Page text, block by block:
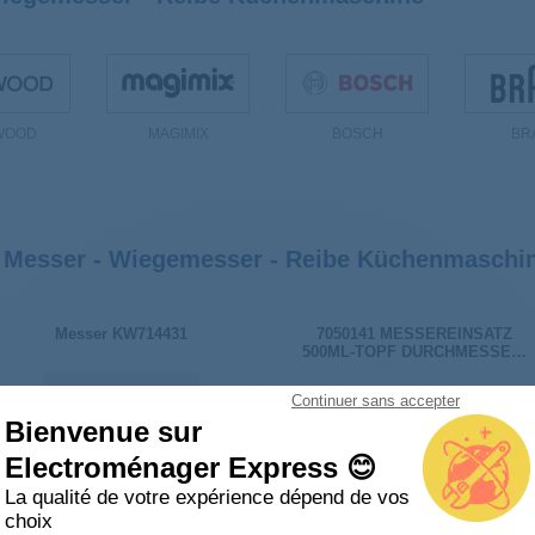
Continuer sans accepter
Bienvenue sur
Electroménager Express 😊
La qualité de votre expérience dépend de vos
choix
- Wiegemesser - Reibe
Messer KW714431
7050141 MESSEREINSATZ
500ML-TOPF DURCHMESSER: